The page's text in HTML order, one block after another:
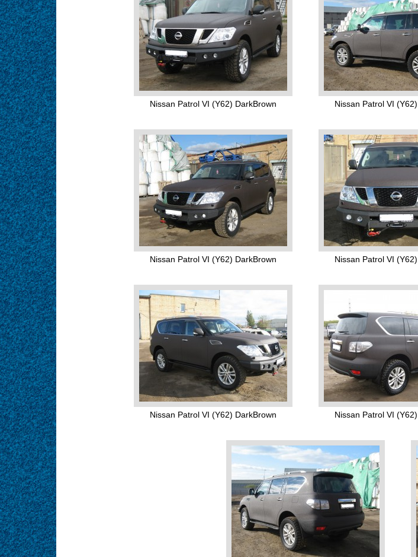
Nissan Patrol VI (Y62) DarkBrown Nissan Patrol VI
Nissan Patrol VI (Y62) DarkBrown Nissan Patrol VI
Nissan Patrol VI (Y62) DarkBrown Nissan Patrol VI